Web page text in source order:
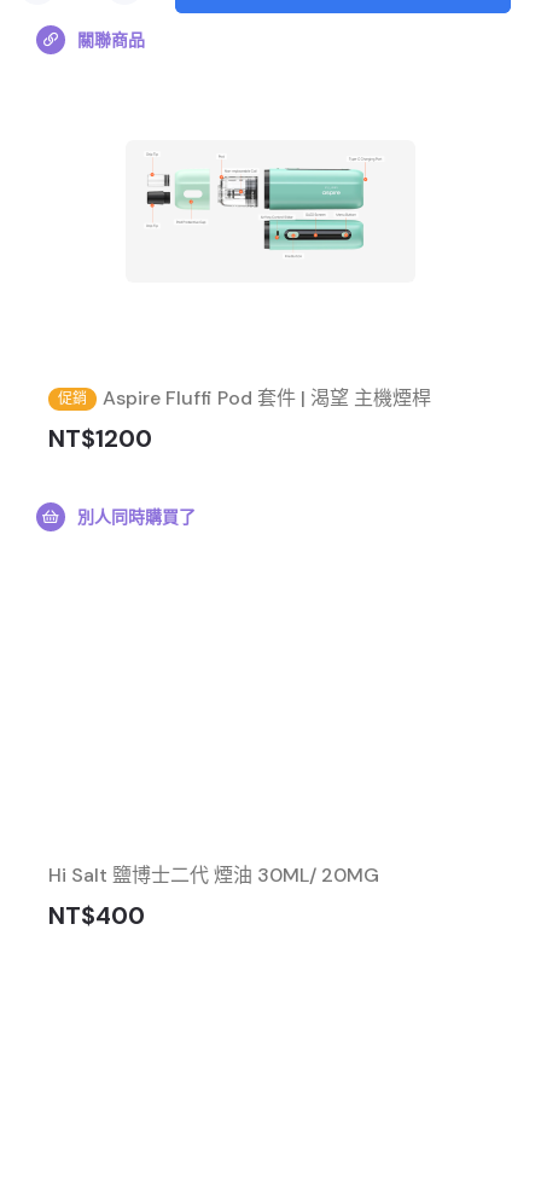
關聯商品
促銷 Aspire Fluffi Pod 套件 | 渴望 主機煙桿
NT$1200
別人同時購買了
Hi Salt 鹽博士二代 煙油 30ML/ 20MG
NT$400